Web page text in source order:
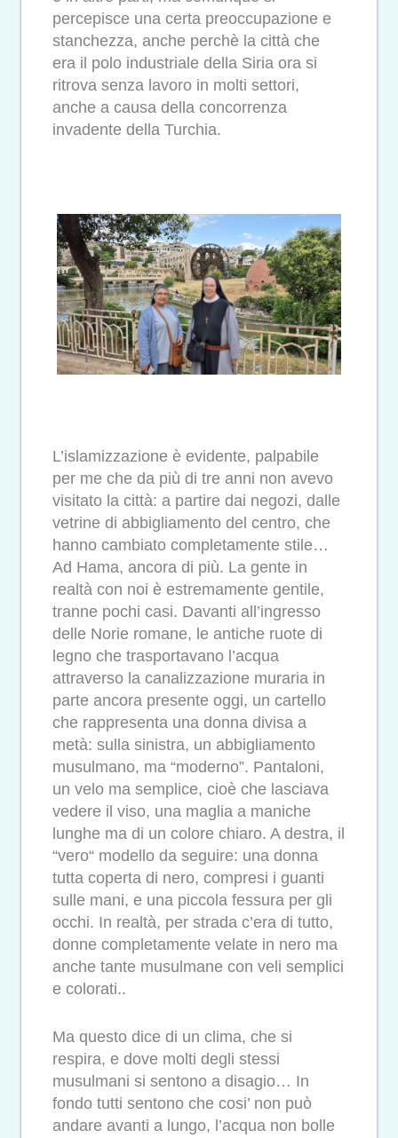
percepisce una certa preoccupazione e
stanchezza, anche perchè la città che
era il polo industriale della Siria ora si
ritrova senza lavoro in molti settori,
anche a causa della concorrenza
invadente della Turchia.
L’islamizzazione è evidente, palpabile
per me che da più di tre anni non avevo
visitato la città: a partire dai negozi, dalle
vetrine di abbigliamento del centro, che
hanno cambiato completamente stile…
Ad Hama, ancora di più. La gente in
realtà con noi è estremamente gentile,
tranne pochi casi. Davanti all’ingresso
delle Norie romane, le antiche ruote di
legno che trasportavano l’acqua
attraverso la canalizzazione muraria in
parte ancora presente oggi, un cartello
che rappresenta una donna divisa a
metà: sulla sinistra, un abbigliamento
musulmano, ma “moderno”. Pantaloni,
un velo ma semplice, cioè che lasciava
vedere il viso, una maglia a maniche
lunghe ma di un colore chiaro. A destra, il
“vero“ modello da seguire: una donna
tutta coperta di nero, compresi i guanti
sulle mani, e una piccola fessura per gli
occhi. In realtà, per strada c’era di tutto,
donne completamente velate in nero ma
anche tante musulmane con veli semplici
e colorati..
Ma questo dice di un clima, che si
respira, e dove molti degli stessi
musulmani si sentono a disagio… In
fondo tutti sentono che cosi’ non può
andare avanti a lungo, l’acqua non bolle